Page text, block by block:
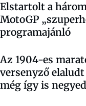
Elstartolt a
MotoGP
programajánló
Az 1904-es
versenyző
még így is